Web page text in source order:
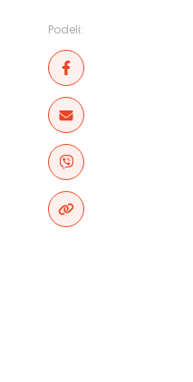
Podeli: